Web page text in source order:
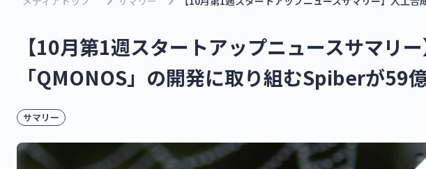
【10月第1週スタートアップニュースサマリ
「QMONOS」の開発に取り組むSpiberが59
サマリー